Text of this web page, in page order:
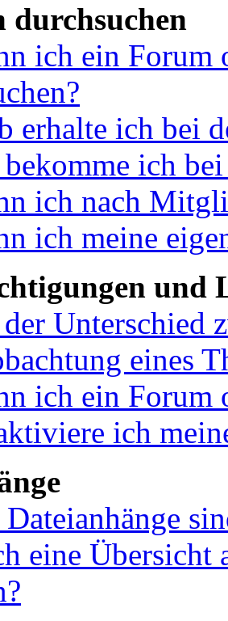
durchsuchen
ich ein Forum
erhalte ich bei
ich
ich nach
ich meine
und
Unterschied
eines
ich ein Forum
ich
eine Übersicht